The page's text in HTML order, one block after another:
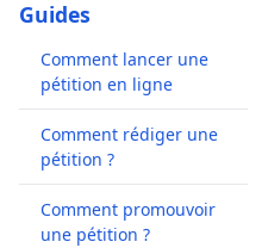
Guides
Comment lancer une
pétition en ligne
Comment rédiger une
pétition ?
Comment promouvoir
une pétition ?